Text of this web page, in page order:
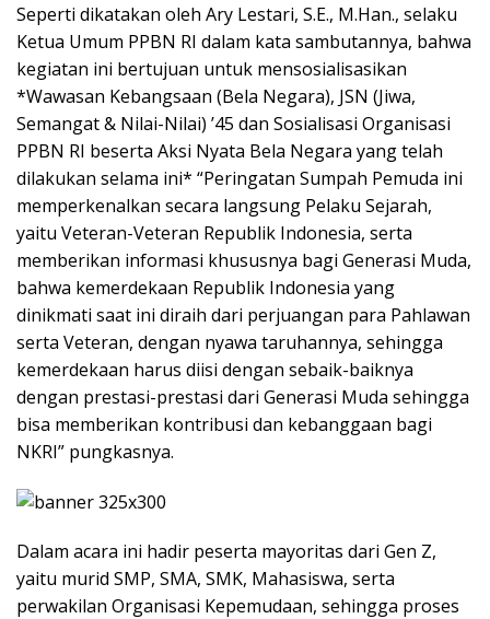
Seperti dikatakan oleh Ary Lestari, S.E., M.Han., selaku
Ketua Umum PPBN RI dalam kata sambutannya, bahwa
kegiatan ini bertujuan untuk mensosialisasikan
*Wawasan Kebangsaan (Bela Negara), JSN (Jiwa,
Semangat & Nilai-Nilai) ’45 dan Sosialisasi Organisasi
PPBN RI beserta Aksi Nyata Bela Negara yang telah
dilakukan selama ini* “Peringatan Sumpah Pemuda ini
memperkenalkan secara langsung Pelaku Sejarah,
yaitu Veteran-Veteran Republik Indonesia, serta
memberikan informasi khususnya bagi Generasi Muda,
bahwa kemerdekaan Republik Indonesia yang
dinikmati saat ini diraih dari perjuangan para Pahlawan
serta Veteran, dengan nyawa taruhannya, sehingga
kemerdekaan harus diisi dengan sebaik-baiknya
dengan prestasi-prestasi dari Generasi Muda sehingga
bisa memberikan kontribusi dan kebanggaan bagi
NKRI” pungkasnya.
Dalam acara ini hadir peserta mayoritas dari Gen Z,
yaitu murid SMP, SMA, SMK, Mahasiswa, serta
perwakilan Organisasi Kepemudaan, sehingga proses